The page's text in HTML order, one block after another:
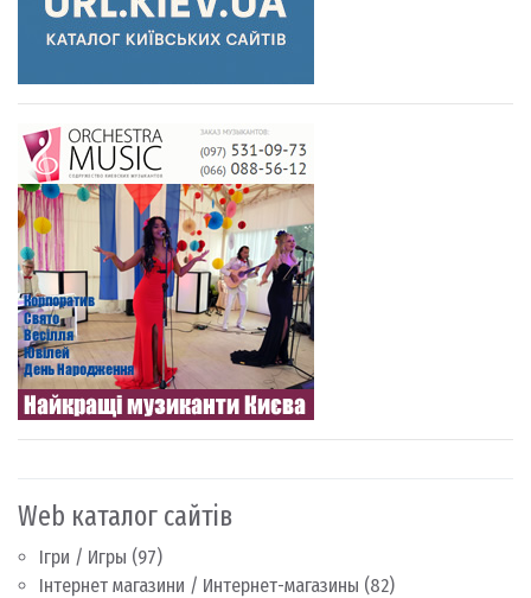
Web каталог сайтів
Ігри / Игры (97)
Інтернет магазини / Интернет-магазины (82)